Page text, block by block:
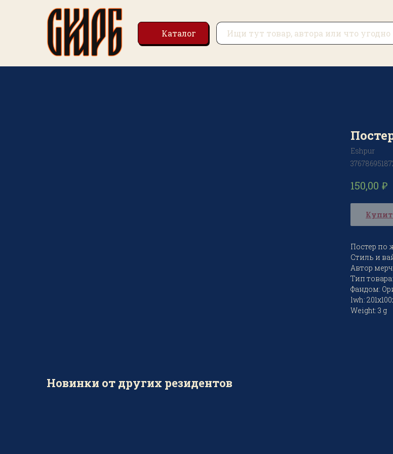
Каталог
Eshpur
150,00 ₽
Постер по
Стиль и
Автор
Тип
Фандом:
lwh:
Weight: 3 g
Новинки от других резидентов